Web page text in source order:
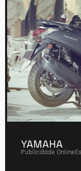
YAMAHA
Publicidade Online